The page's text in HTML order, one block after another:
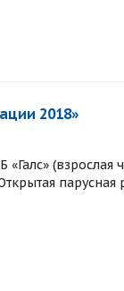
2018»
«Галс»